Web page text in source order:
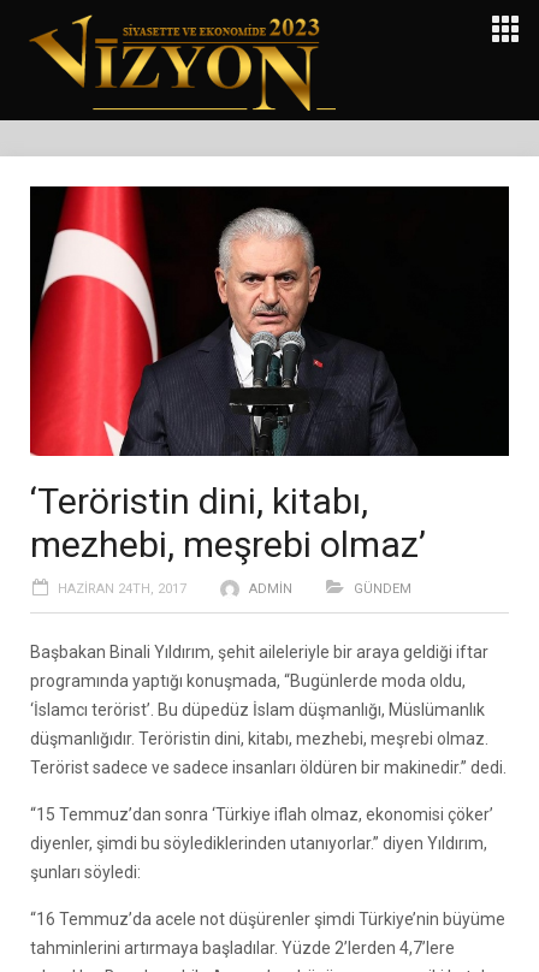
‘Teröristin dini, kitabı,
mezhebi, meşrebi olmaz’
HAZIRAN 24TH, 2017 ADMIN GÜNDEM
Başbakan Binali Yıldırım, şehit aileleriyle bir araya geldiği iftar
programında yaptığı konuşmada, “Bugünlerde moda oldu,
‘İslamcı terörist’. Bu düpedüz İslam düşmanlığı, Müslümanlık
düşmanlığıdır. Teröristin dini, kitabı, mezhebi, meşrebi olmaz.
Terörist sadece ve sadece insanları öldüren bir makinedir.” dedi.
“15 Temmuz’dan sonra ‘Türkiye iflah olmaz, ekonomisi çöker’
diyenler, şimdi bu söylediklerinden utanıyorlar.” diyen Yıldırım,
şunları söyledi:
“16 Temmuz’da acele not düşürenler şimdi Türkiye’nin büyüme
tahminlerini artırmaya başladılar. Yüzde 2’lerden 4,7’lere